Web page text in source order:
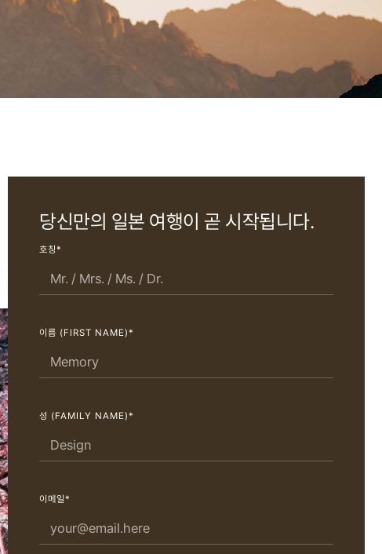
당신만의 일본 여행이 곧 시작됩니다.
호칭*
이름 (FIRST NAME)*
성 (FAMILY NAME)*
이메일*